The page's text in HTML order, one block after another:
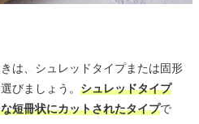
は、シュレッドタイプまたは固形
びましょう。 シュレッドタイプ
短冊状にカットされたタイプで